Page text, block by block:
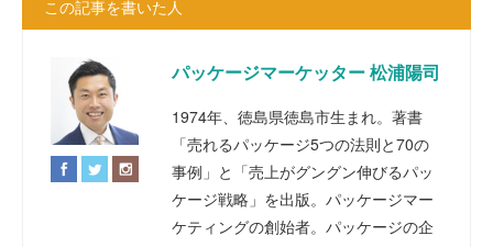
この記事を書いた人
パッケージマーケッター 松浦陽司
1974年、徳島県徳島市生まれ。著書
「売れるパッケージ5つの法則と70の
事例」と「売上がグングン伸びるパッ
ケージ戦略」を出版。パッケージマー
ケティングの創始者。パッケージの企